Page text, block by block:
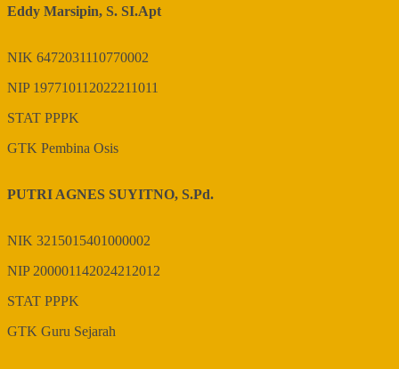
Eddy Marsipin, S. SI.Apt
NIK 6472031110770002
NIP 197710112022211011
STAT PPPK
GTK Pembina Osis
PUTRI AGNES SUYITNO, S.Pd.
NIK 3215015401000002
NIP200001142024212012
STAT PPPK
GTK Guru Sejarah